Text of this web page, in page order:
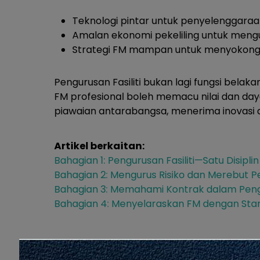
Teknologi pintar untuk
Amalan ekonomi pekeliling untuk
Strategi FM mampan untuk
Pengurusan Fasiliti bukan lagi fungsi
FM profesional boleh memacu nilai dan
piawaian antarabangsa, menerima
Artikel berkaitan:
Bahagian 1: Pengurusan Fasiliti—Satu
Bahagian 2: Mengurus Risiko dan Merebut
Bahagian 3: Memahami Kontrak dalam
Bahagian 4: Menyelaraskan FM dengan